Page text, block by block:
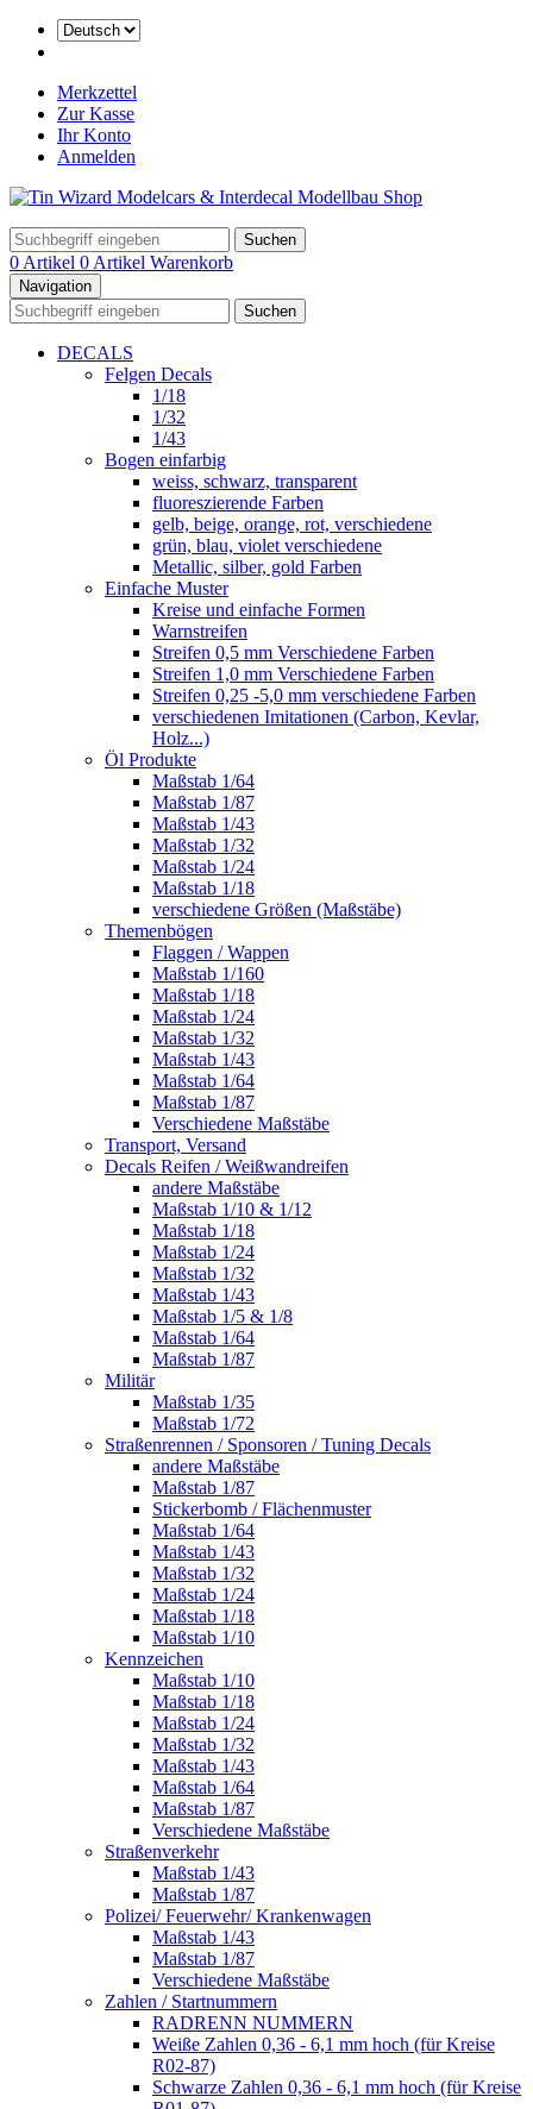
Merkzettel
Zur Kasse
Ihr Konto
Anmelden
Suchen
0 Artikel 0 Artikel Warenkorb
Navigation
Suchen
DECALS
Felgen Decals
1/18
1/32
1/43
Bogen einfarbig
weiss, schwarz, transparent
fluoreszierende Farben
gelb, beige, orange, rot, verschiedene
grün, blau, violet verschiedene
Metallic, silber, gold Farben
Einfache Muster
Kreise und einfache Formen
Warnstreifen
Streifen 0,5 mm Verschiedene Farben
Streifen 1,0 mm Verschiedene Farben
Streifen 0,25 -5,0 mm verschiedene Farben
verschiedenen Imitationen (Carbon, Kevlar,
Holz...)
Öl Produkte
Maßstab 1/64
Maßstab 1/87
Maßstab 1/43
Maßstab 1/32
Maßstab 1/24
Maßstab 1/18
verschiedene Größen (Maßstäbe)
Themenbögen
Flaggen / Wappen
Maßstab 1/160
Maßstab 1/18
Maßstab 1/24
Maßstab 1/32
Maßstab 1/43
Maßstab 1/64
Maßstab 1/87
Verschiedene Maßstäbe
Transport, Versand
Decals Reifen / Weißwandreifen
andere Maßstäbe
Maßstab 1/10 & 1/12
Maßstab 1/18
Maßstab 1/24
Maßstab 1/32
Maßstab 1/43
Maßstab 1/5 & 1/8
Maßstab 1/64
Maßstab 1/87
Militär
Maßstab 1/35
Maßstab 1/72
Straßenrennen / Sponsoren / Tuning Decals
andere Maßstäbe
Maßstab 1/87
Stickerbomb / Flächenmuster
Maßstab 1/64
Maßstab 1/43
Maßstab 1/32
Maßstab 1/24
Maßstab 1/18
Maßstab 1/10
Kennzeichen
Maßstab 1/10
Maßstab 1/18
Maßstab 1/24
Maßstab 1/32
Maßstab 1/43
Maßstab 1/64
Maßstab 1/87
Verschiedene Maßstäbe
Straßenverkehr
Maßstab 1/43
Maßstab 1/87
Polizei/ Feuerwehr/ Krankenwagen
Maßstab 1/43
Maßstab 1/87
Verschiedene Maßstäbe
Zahlen / Startnummern
RADRENN NUMMERN
Weiße Zahlen 0,36 - 6,1 mm hoch (für Kreise
R02-87)
Schwarze Zahlen 0,36 - 6,1 mm hoch (für Kreise